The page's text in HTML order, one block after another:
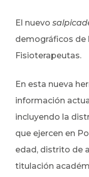
El nuevo
demográficos de
Fisioterapeutas.
En esta nueva
información
incluyendo la
que ejercen en
edad, distrito de
titulación